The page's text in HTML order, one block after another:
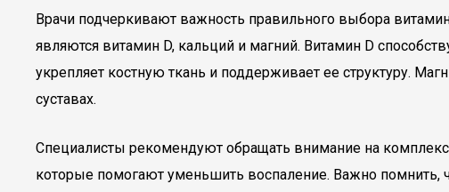
Врачи подчеркивают важность правильного выбора
являются витамин D, кальций и магний. Витамин D
укрепляет костную ткань и поддерживает ее структуру.
суставах.
Специалисты рекомендуют обращать внимание на
которые помогают уменьшить воспаление. Важно помнить,